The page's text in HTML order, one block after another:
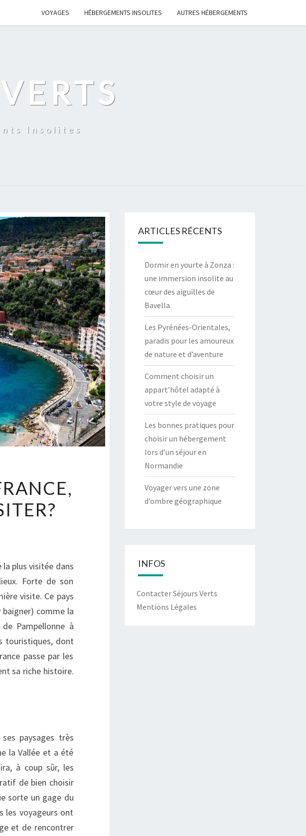
VOYAGES HÉBERGEMENTS INSOLITES AUTRES HÉBERGEMENTS
Insolites
la plus visitée dans
Forte de son
visite. Ce pays
baigner) comme la
Pampellonne à
touristiques, dont
passe par les
sa riche histoire.
paysages très
la Vallée et a été
à coup sûr, les
de bien choisir
sorte un gage du
les voyageurs ont
et de rencontrer
ARTICLES RÉCENTS
Dormir en yourte à Zonza :
une immersion insolite au
cœur des aiguilles de
Bavella
Les Pyrénées-Orientales,
paradis pour les amoureux
de nature et d’aventure
Comment choisir un
appart’hôtel adapté à
votre style de voyage
Les bonnes pratiques pour
choisir un hébergement
lors d’un séjour en
Normandie
Voyager vers une zone
d’ombre géographique
INFOS
Contacter Séjours Verts
Mentions Légales